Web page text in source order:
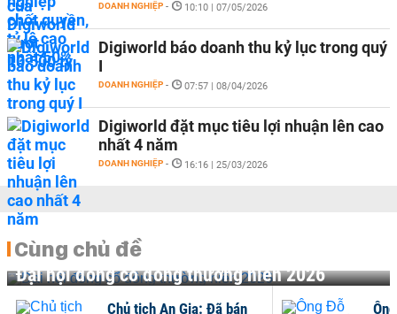
DOANH NGHIỆP - 10:10 | 07/05/2026
Digiworld báo doanh thu kỷ lục trong quý
I
DOANH NGHIỆP - 07:57 | 08/04/2026
Digiworld đặt mục tiêu lợi nhuận lên cao
nhất 4 năm
DOANH NGHIỆP - 16:16 | 25/03/2026
Cùng chủ đề
Đại hội đồng cổ đông thường niên 2026
Chủ tịch An Gia: Đã bán